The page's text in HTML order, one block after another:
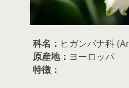
科名： ヒガンバナ科
原産地： ヨーロッパ
特徴：